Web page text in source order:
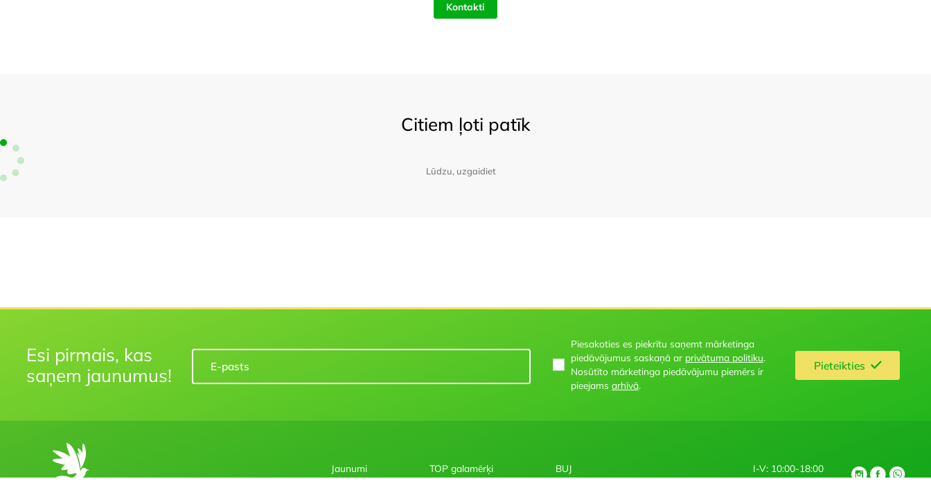
Kontakti
Citiem ļoti patīk
Lūdzu, uzgaidiet
Esi pirmais, kas
saņem jaunumus!
Piesakoties es piekrītu saņemt mārketinga
piedāvājumus saskaņā ar privātuma politiku.
Nosūtīto mārketinga piedāvājumu piemērs ir
pieejams arhīvā.
Pieteikties
Jaunumi
TOP galamērķi
BUJ
I-V: 10:00-18:00